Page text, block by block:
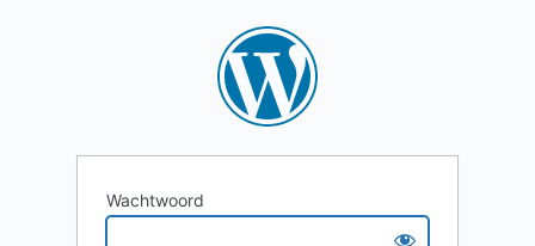
Wachtwoord